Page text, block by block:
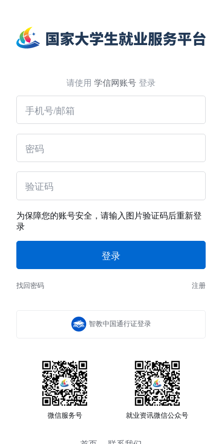
请使用 学信网账号 登录
为保障您的账号安全，请输入图片验证码后重新登
录
找回密码 注册
智教中国通行证登录
微信服务号 就业资讯微信公众号